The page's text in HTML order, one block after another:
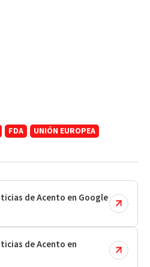
FDA UNIÓN EUROPEA
de Acento en Google
de Acento en